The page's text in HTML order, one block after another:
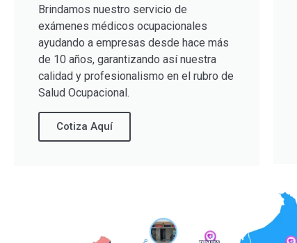
Brindamos nuestro servicio de
exámenes médicos ocupacionales
ayudando a empresas desde hace más
de 10 años, garantizando así nuestra
calidad y profesionalismo en el rubro de
Salud Ocupacional.
Cotiza Aquí